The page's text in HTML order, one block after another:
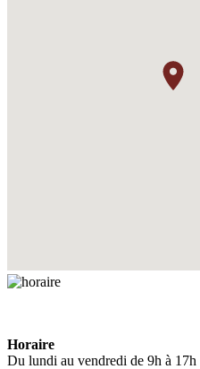
Horaire
Du lundi au vendredi de 9h à 17h